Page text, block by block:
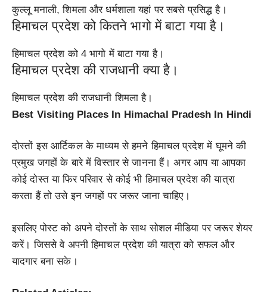
कुल्लू मनाली, शिमला और धर्मशाला यहां पर सबसे प्रसिद्ध है।
हिमाचल प्रदेश को कितने भागो में बाटा गया है।
हिमाचल प्रदेश को 4 भागो में बाटा गया है।
हिमाचल प्रदेश की राजधानी क्या है।
हिमाचल प्रदेश की राजधानी शिमला है।
Best Visiting Places In Himachal Pradesh In Hindi
दोस्तों इस आर्टिकल के माध्यम से हमने हिमाचल प्रदेश में घूमने की
प्रमुख जगहों के बारे में विस्तार से जानना हैं। अगर आप या आपका
कोई दोस्त या फिर परिवार से कोई भी हिमाचल प्रदेश की यात्रा
करता हैं तो उसे इन जगहों पर जरूर जाना चाहिए।
इसलिए पोस्ट को अपने दोस्तों के साथ सोशल मीडिया पर जरूर शेयर
करें। जिससे वे अपनी हिमाचल प्रदेश की यात्रा को सफल और
यादगार बना सके।